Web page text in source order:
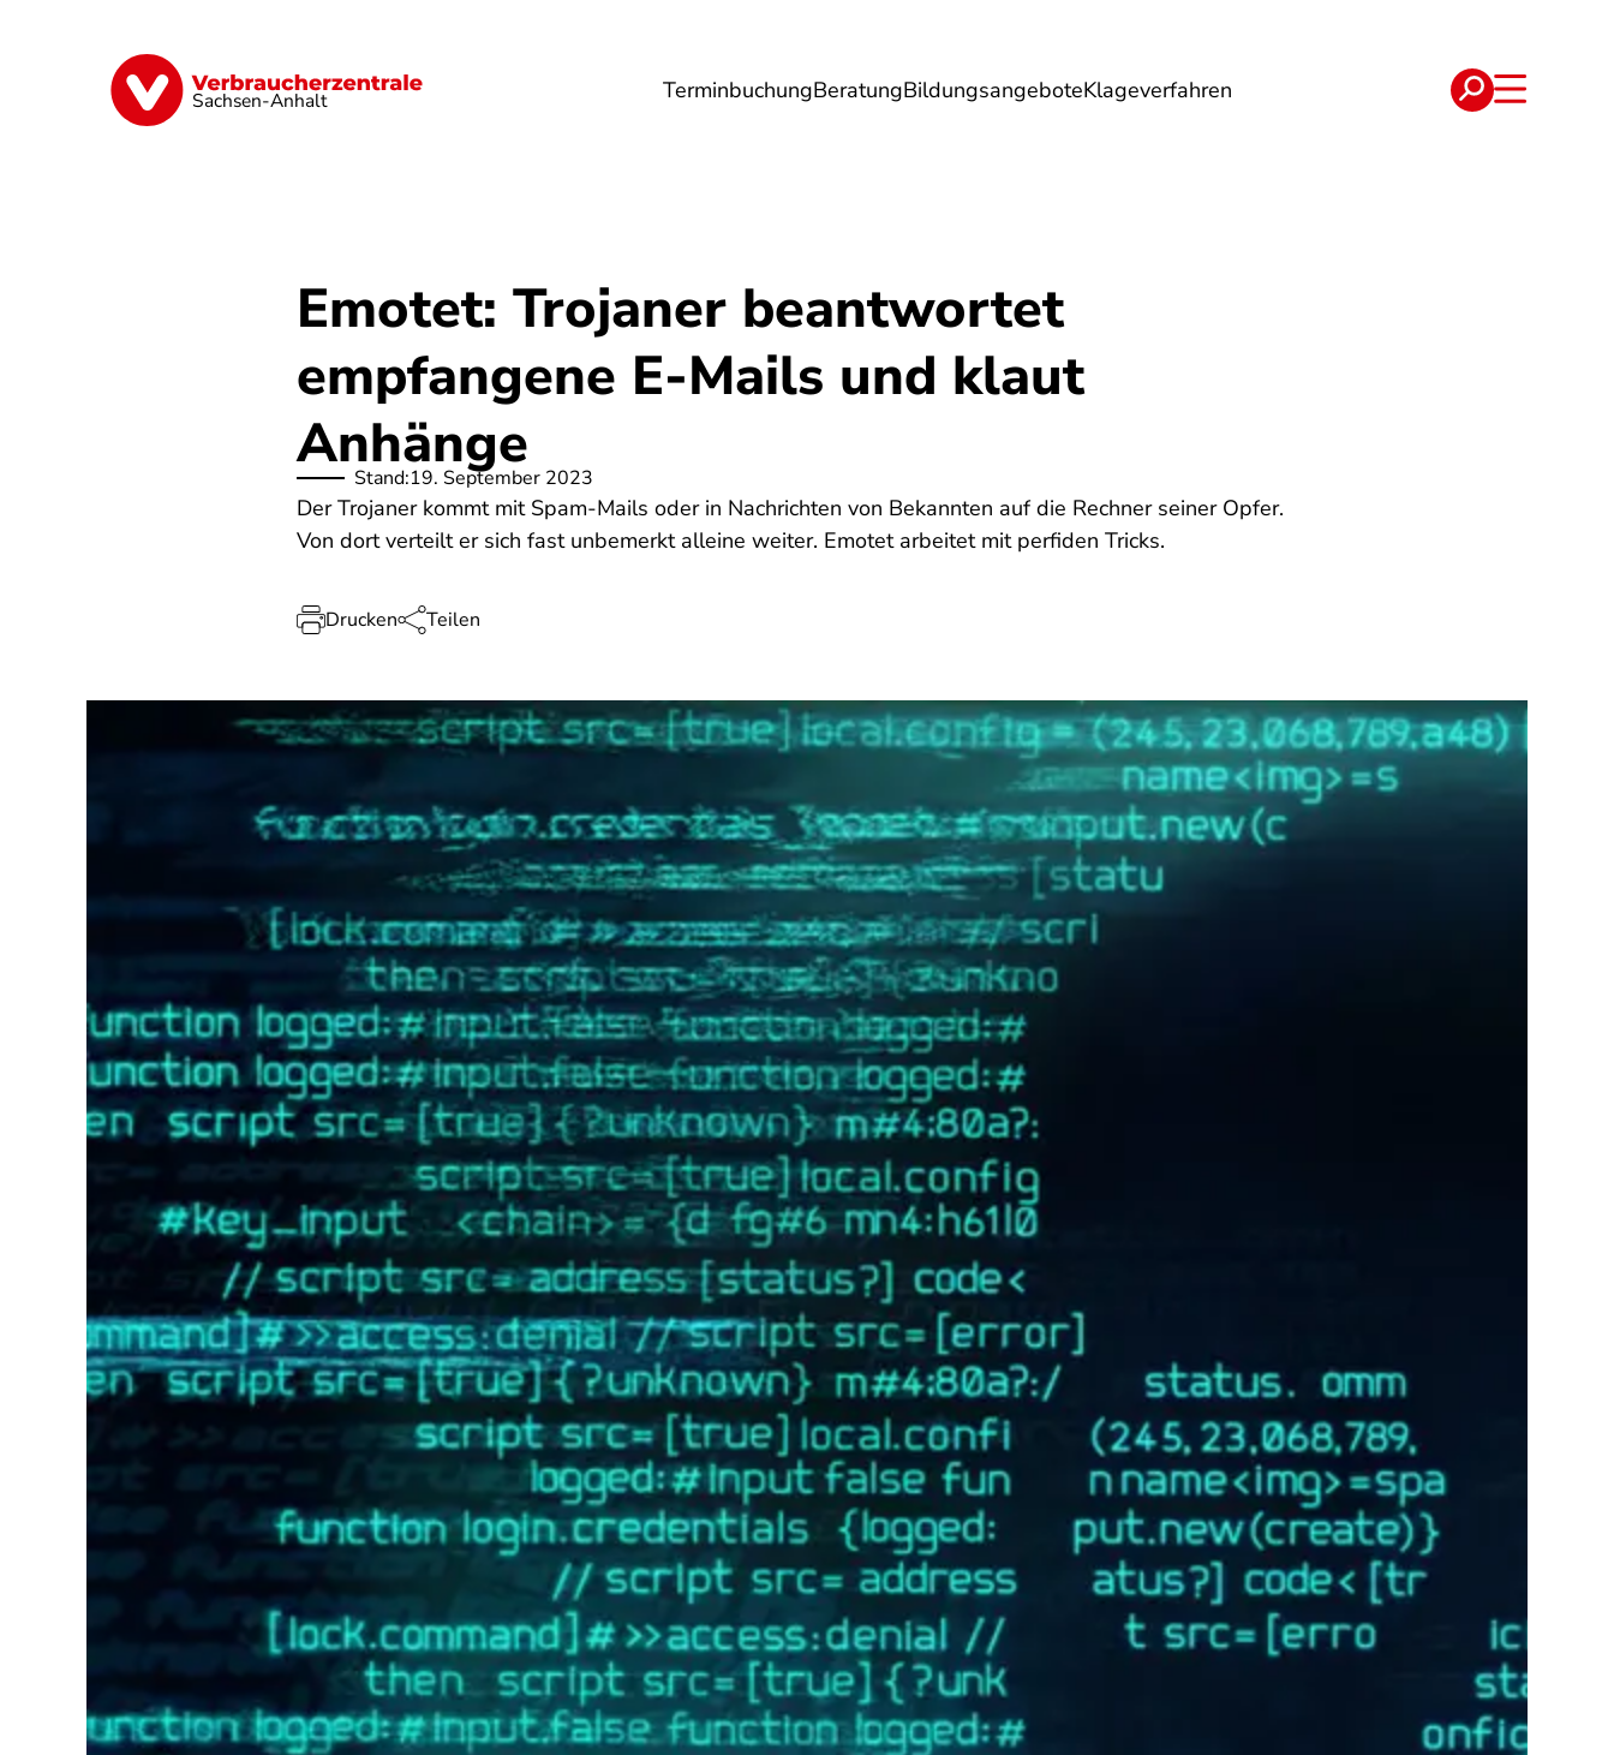
Sachsen-Anhalt TerminbuchungBeratungBildungsangeboteKlageverfahren
Finanzen Digitales Lebensmittel Gesundheit Energie Reise Verträge
Emotet: Trojaner beantwortet
empfangene E-Mails und klaut
Anhänge
Stand:19. September 2023
Der Trojaner kommt mit Spam-Mails oder in Nachrichten von Bekannten auf die Rechner seiner Opfer.
Von dort verteilt er sich fast unbemerkt alleine weiter. Emotet arbeitet mit perfiden Tricks.
Drucken Teilen